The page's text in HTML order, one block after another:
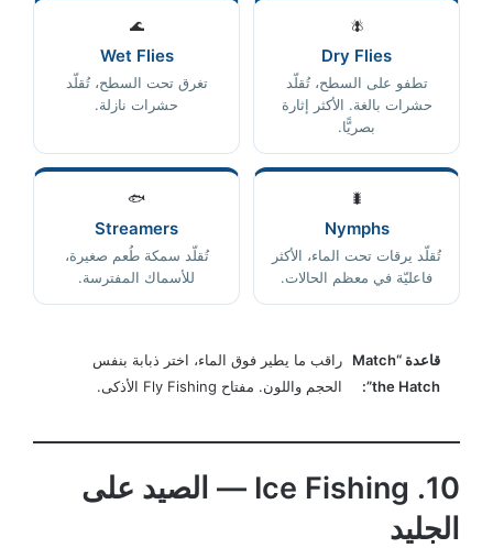
🪰
Dry Flies
تطفو على السطح، تُقلّد
حشرات بالغة. الأكثر إثارة
بصريًّا.
🌊
Wet Flies
تغرق تحت السطح، تُقلّد
حشرات نازلة.
🐛
Nymphs
تُقلّد يرقات تحت الماء، الأكثر
فاعليّة في معظم الحالات.
🐟
Streamers
تُقلّد سمكة طُعم صغيرة،
للأسماك المفترسة.
قاعدة “Match
the Hatch”:
راقب ما يطير فوق الماء، اختر ذبابة بنفس
الحجم واللون. مفتاح Fly Fishing الأذكى.
10. Ice Fishing — الصيد على
الجليد